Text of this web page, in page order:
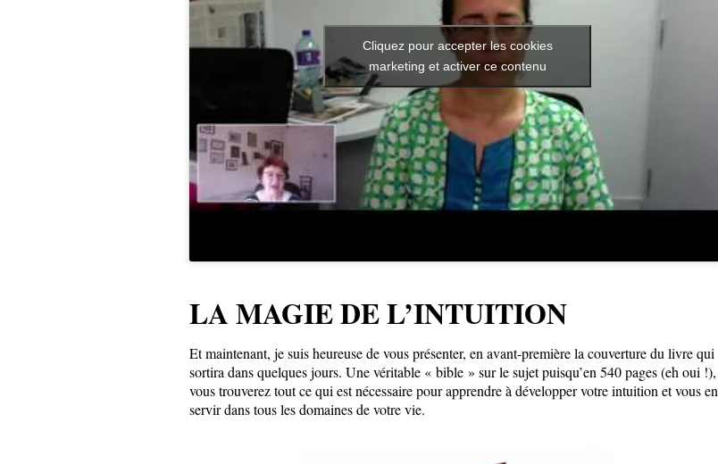
Cliquez pour accepter les cookies
marketing et activer ce contenu
LA MAGIE DE L’INTUITION
Et maintenant, je suis heureuse de vous présenter, en avant-première la couverture du livre qui
sortira dans quelques jours. Une véritable « bible » sur le sujet puisqu’en 540 pages (eh oui !),
vous trouverez tout ce qui est nécessaire pour apprendre à développer votre intuition et vous en
servir dans tous les domaines de votre vie.